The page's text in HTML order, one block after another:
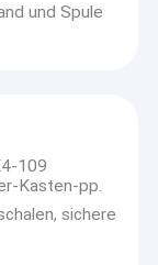
und Spule
109
Kasten-pp.
sichere